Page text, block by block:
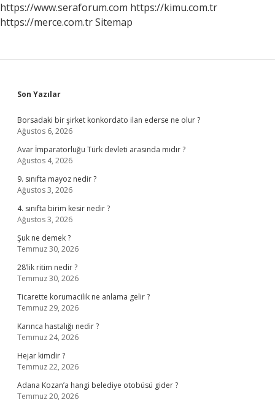
https://www.seraforum.com https://kimu.com.tr
https://merce.com.trSitemap
Sidebar
Son Yazılar
Borsadaki bir şirket konkordato ilan ederse ne olur ?
Ağustos 6, 2026
Avar İmparatorluğu Türk devleti arasında mıdır ?
Ağustos 4, 2026
9. sınıfta mayoz nedir ?
Ağustos 3, 2026
4. sınıfta birim kesir nedir ?
Ağustos 3, 2026
Şuk ne demek ?
Temmuz 30, 2026
28’lik ritim nedir ?
Temmuz 30, 2026
Ticarette korumacilik ne anlama gelir ?
Temmuz 29, 2026
Karınca hastalığı nedir ?
Temmuz 24, 2026
Hejar kimdir ?
Temmuz 22, 2026
Adana Kozan’a hangi belediye otobüsü gider ?
Temmuz 20, 2026